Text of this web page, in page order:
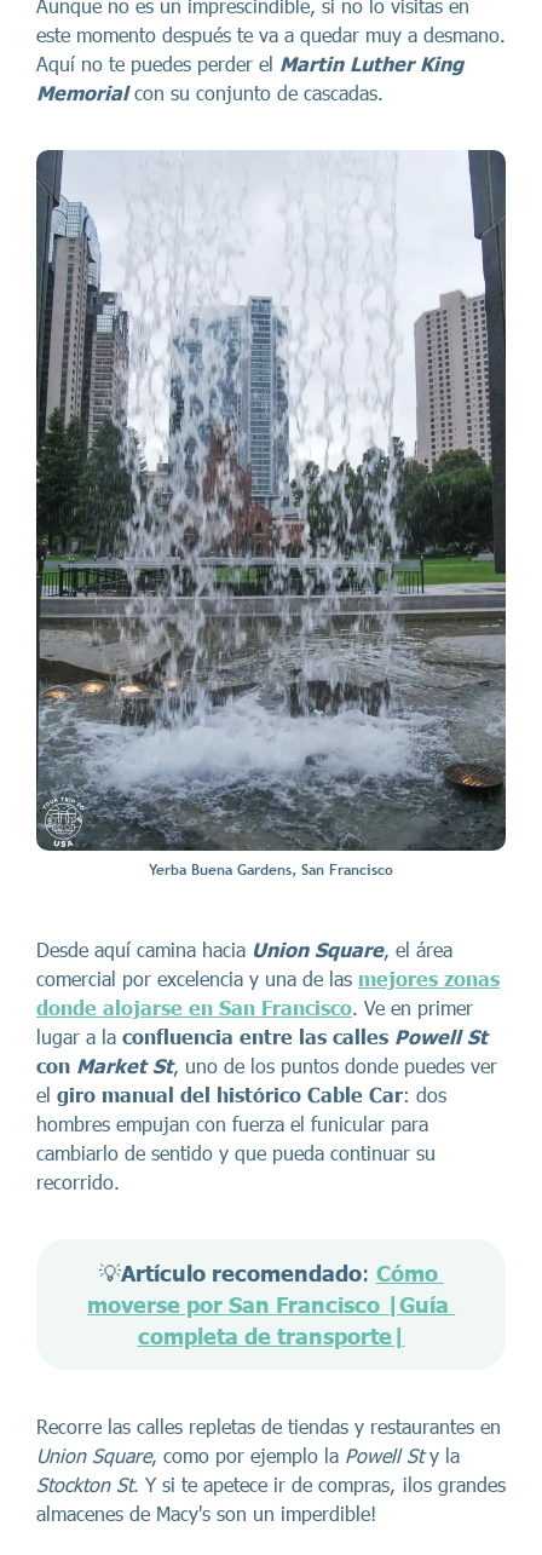
Aunque no es un imprescindible, si no lo visitas en
este momento después te va a quedar muy a desmano.
Aquí no te puedes perder el Martin Luther King
Memorialcon su conjunto de cascadas.
Yerba Buena Gardens, San Francisco
Desde aquí camina hacia Union Square, el área
comercial por excelencia y una de las mejores zonas
donde alojarse en San Francisco . Ve en primer
lugar a la confluencia entre las calles Powell St
con Market St, uno de los puntos donde puedes ver
el giro manual del histórico Cable Car: dos
hombres empujan con fuerza el funicular para
cambiarlo de sentido y que pueda continuar su
recorrido.
💡Artículo recomendado: Cómo
moverse por San Francisco |Guía
completa de transporte|
Recorre las calles repletas de tiendas y restaurantes en
Union Square, como por ejemplo la Powell Sty la
Stockton St. Y si te apetece ir de compras, ¡los grandes
almacenes de Macy's son un imperdible!